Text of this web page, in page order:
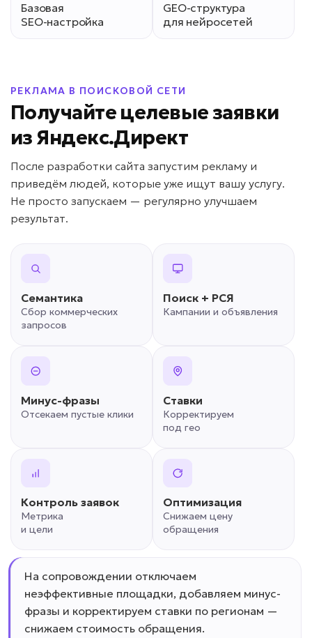
Базовая
SEO-настройка
GEO-структура
для нейросетей
РЕКЛАМА В ПОИСКОВОЙ СЕТИ
Получайте целевые заявки
из Яндекс.Директ
После разработки сайта запустим рекламу и
приведём людей, которые уже ищут вашу услугу.
Не просто запускаем — регулярно улучшаем
результат.
Семантика
Сбор коммерческих
запросов
Поиск + РСЯ
Кампании и объявления
Минус-фразы
Отсекаем пустые клики
Ставки
Корректируем
под гео
Контроль заявок
Метрика
и цели
Оптимизация
Снижаем цену
обращения
На сопровождении отключаем
неэффективные площадки, добавляем минус-
фразы и корректируем ставки по регионам —
снижаем стоимость обращения.